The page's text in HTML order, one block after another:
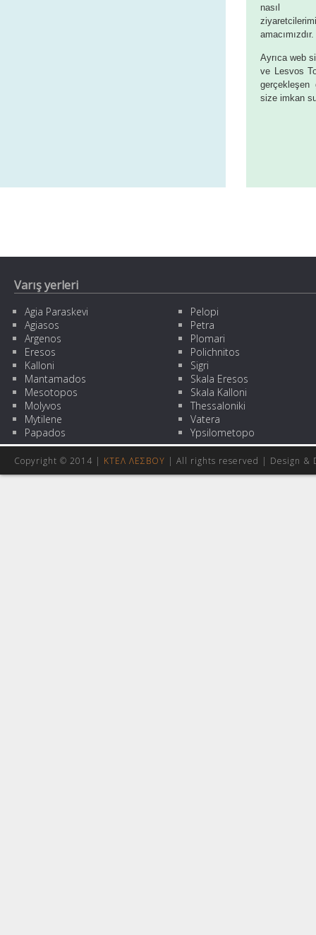
nasıl
amacımızdır.
Ayrıca web
ve Lesvos
size imkan
Varış yerleri
Agia Paraskevi
Agiasos
Argenos
Eresos
Kalloni
Mantamados
Mesotopos
Molyvos
Mytilene
Papados
Pelopi
Petra
Plomari
Polichnitos
Sigri
Skala Eresos
Skala Kalloni
Thessaloniki
Vatera
Ypsilometopo
Copyright © 2014 | ΚΤΕΛ ΛΕΣΒΟΥ | All rights reserved | Design &